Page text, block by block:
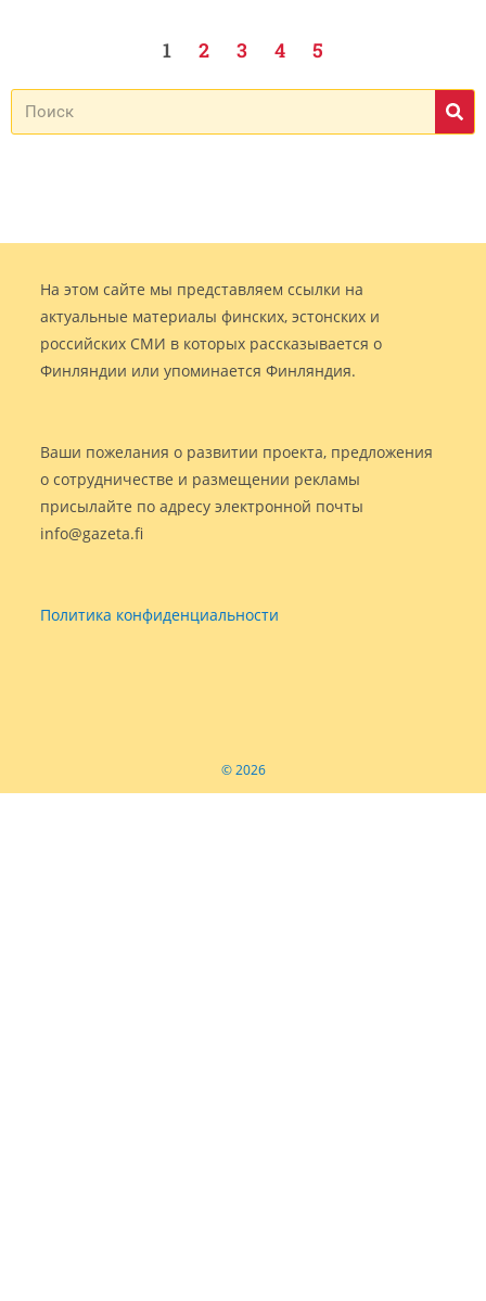
1 2 3 4 5
На этом сайте мы представляем ссылки на
актуальные материалы финских, эстонских и
российских СМИ в которых рассказывается о
Финляндии или упоминается Финляндия.
Ваши пожелания о развитии проекта, предложения
о сотрудничестве и размещении рекламы
присылайте по адресу электронной почты
info@gazeta.fi
Политика конфиденциальности
© 2026